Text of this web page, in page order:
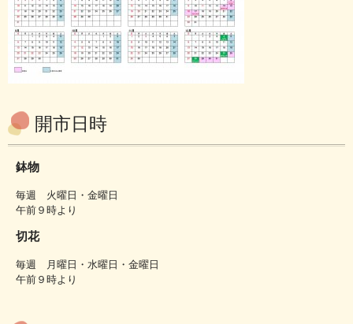
開市日時
鉢物
毎週 火曜日・金曜日
午前９時より
切花
毎週 月曜日・水曜日・金曜日
午前９時より